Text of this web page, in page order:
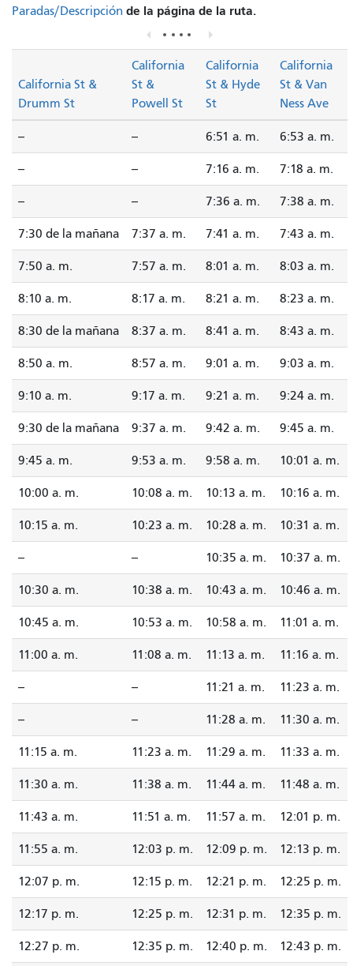
Paradas/Descripción de la página de la ruta.
California St &
Drumm St
California
St &
Powell St
California
St & Hyde
St
California
St & Van
Ness Ave
-- -- 6:51 a. m. 6:53 a. m.
-- -- 7:16 a. m. 7:18 a. m.
-- -- 7:36 a. m. 7:38 a. m.
7:30 de la mañana 7:37 a. m. 7:41 a. m. 7:43 a. m.
7:50 a. m. 7:57 a. m. 8:01 a. m. 8:03 a. m.
8:10 a. m. 8:17 a. m. 8:21 a. m. 8:23 a. m.
8:30 de la mañana 8:37 a. m. 8:41 a. m. 8:43 a. m.
8:50 a. m. 8:57 a. m. 9:01 a. m. 9:03 a. m.
9:10 a. m. 9:17 a. m. 9:21 a. m. 9:24 a. m.
9:30 de la mañana 9:37 a. m. 9:42 a. m. 9:45 a. m.
9:45 a. m. 9:53 a. m. 9:58 a. m. 10:01 a. m.
10:00 a. m. 10:08 a. m. 10:13 a. m. 10:16 a. m.
10:15 a. m. 10:23 a. m. 10:28 a. m. 10:31 a. m.
-- -- 10:35 a. m. 10:37 a. m.
10:30 a. m. 10:38 a. m. 10:43 a. m. 10:46 a. m.
10:45 a. m. 10:53 a. m. 10:58 a. m. 11:01 a. m.
11:00 a. m. 11:08 a. m. 11:13 a. m. 11:16 a. m.
-- -- 11:21 a. m. 11:23 a. m.
-- -- 11:28 a. m. 11:30 a. m.
11:15 a. m. 11:23 a. m. 11:29 a. m. 11:33 a. m.
11:30 a. m. 11:38 a. m. 11:44 a. m. 11:48 a. m.
11:43 a. m. 11:51 a. m. 11:57 a. m. 12:01 p. m.
11:55 a. m. 12:03 p. m. 12:09 p. m. 12:13 p. m.
12:07 p. m. 12:15 p. m. 12:21 p. m. 12:25 p. m.
12:17 p. m. 12:25 p. m. 12:31 p. m. 12:35 p. m.
12:27 p. m. 12:35 p. m. 12:40 p. m. 12:43 p. m.